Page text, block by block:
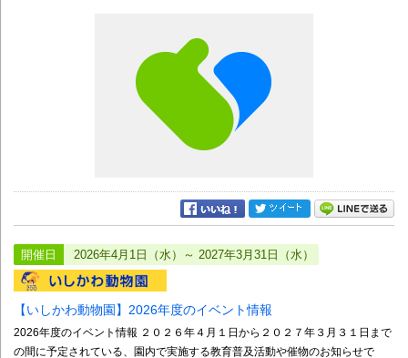
開催日 2026年4月1日（水）～ 2027年3月31日（水）
【いしかわ動物園】2026年度のイベント情報
2026年度のイベント情報 ２０２６年４月１日から２０２７年３月３１日まで
の間に予定されている、園内で実施する教育普及活動や催物のお知らせで